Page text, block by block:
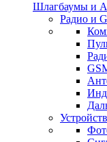
Шлагбаумы и
Радио и